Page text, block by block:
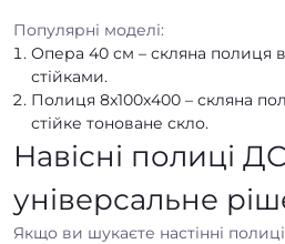
Популярні моделі:
Опера 40 см – скляна полиця
стійками.
Полиця 8x100x400 – скляна
стійке тоноване скло.
Навісні полиці
універсальне
Якщо ви шукаєте настінні